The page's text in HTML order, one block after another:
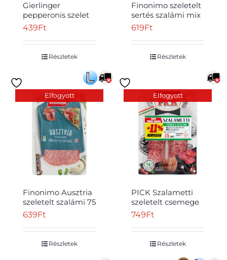
Gierlinger
pepperonis szelet
100 g
439Ft
Részletek
Finonimo szeletelt
sertés szalámi mix
65 g
619Ft
Részletek
Elfogyott
Finonimo Ausztria
szeletelt szalámi 75
g
639Ft
Részletek
Elfogyott
PICK Szalametti
szeletelt csemege
szalámi 78 g
749Ft
Részletek